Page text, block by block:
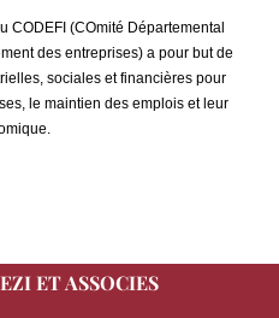
CODEFI (COmité Départemental
des entreprises) a pour but de
sociales et financières pour
le maintien des emplois et leur
ET ASSOCIES